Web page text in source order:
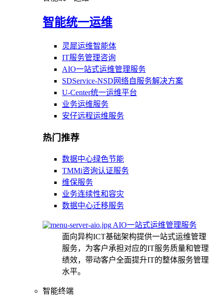
智能统一运维
灵犀运维智能体
IT服务管理咨询
AIO一站式运维管理服务
SDService-NSD网络自服务解决方案
U-Center统一运维平台
业务运维服务
安仔远程运维服务
热门推荐
数据中心绿色节能
TMMi咨询认证服务
维保服务
业务连续性和容灾
数据中心迁移服务
AIO一站式运维管理服务
面向异构ICT基础架构提供一站式运维管理
服务，为客户承担对应的IT服务质量和管理
绩效，带动客户全面提升IT的整体服务管理
水平。
智能终端